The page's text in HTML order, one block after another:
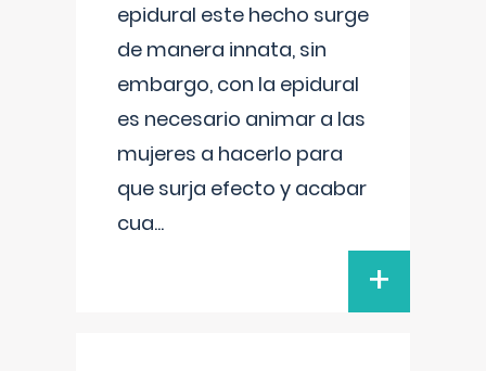
epidural este hecho surge
de manera innata, sin
embargo, con la epidural
es necesario animar a las
mujeres a hacerlo para
que surja efecto y acabar
cua...
+